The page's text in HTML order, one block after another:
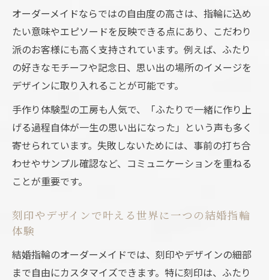
オーダーメイドならではの自由度の高さは、指輪に込め
たい意味やエピソードを反映できる点にあり、こだわり
派のお客様にも高く支持されています。例えば、ふたり
の好きなモチーフや記念日、思い出の場所のイメージを
デザインに取り入れることが可能です。
手作り体験型の工房も人気で、「ふたりで一緒に作り上
げる過程自体が一生の思い出になった」という声も多く
寄せられています。失敗しないためには、事前の打ち合
わせやサンプル確認など、コミュニケーションを重ねる
ことが重要です。
刻印やデザインで叶える世界に一つの結婚指輪
体験
結婚指輪のオーダーメイドでは、刻印やデザインの細部
まで自由にカスタマイズできます。特に刻印は、ふたり